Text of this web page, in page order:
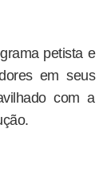
petista e
em seus
com a